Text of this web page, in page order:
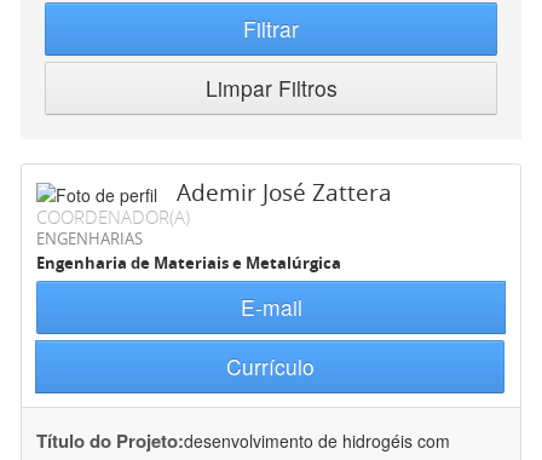
Filtrar
Limpar Filtros
Ademir José Zattera
COORDENADOR(A)
ENGENHARIAS
Engenharia de Materiais e Metalúrgica
E-mail
Currículo
Título do Projeto:desenvolvimento de hidrogéis com